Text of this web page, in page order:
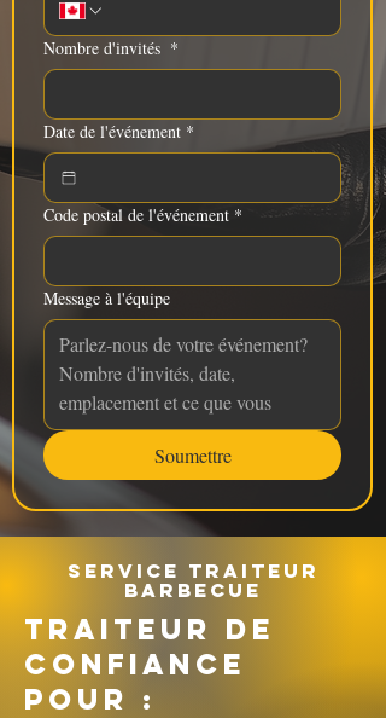
Nombre d'invités *
Date de l'événement *
Code postal de l'événement *
Message à l'équipe
Soumettre
Service traiteur
barbecue
TRAITEUR DE
CONFIANCE
POUR :